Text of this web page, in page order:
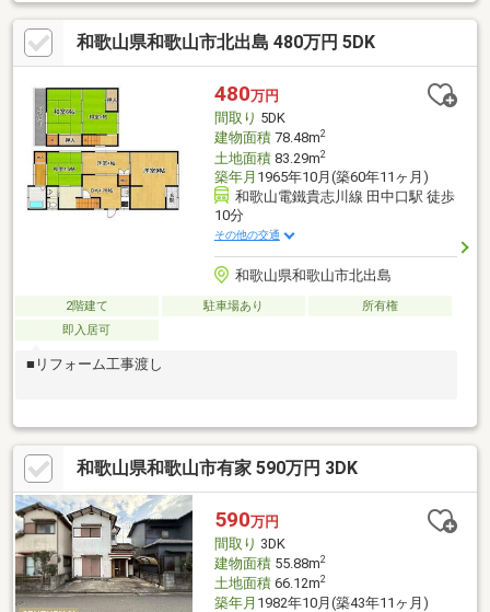
和歌山県和歌山市北出島 480万円 5DK
480万円
間取り 5DK
建物面積78.48m2
土地面積83.29m2
築年月 1965年10月(築60年11ヶ月)
和歌山電鐵貴志川線 田中口駅 徒歩
10分
その他の交通
和歌山県和歌山市北出島
2階建て 駐車場あり
所有権
即入居可
■リフォーム工事渡し
和歌山県和歌山市有家 590万円 3DK
590万円
間取り 3DK
建物面積55.88m2
土地面積66.12m2
築年月 1982年10月(築43年11ヶ月)